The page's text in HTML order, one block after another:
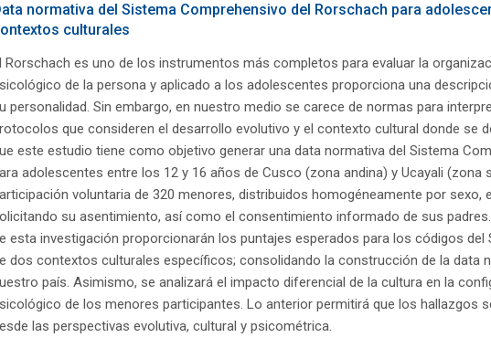
normativa del Sistema Comprehensivo del Rorschach para
culturales
Rorschach es uno de los instrumentos más completos para evaluar la
de la persona y aplicado a los adolescentes proporciona una
personalidad. Sin embargo, en nuestro medio se carece de normas para
que consideren el desarrollo evolutivo y el contexto cultural donde se
este estudio tiene como objetivo generar una data normativa del Sistema
adolescentes entre los 12 y 16 años de Cusco (zona andina) y Ucayali (zona
voluntaria de 320 menores, distribuidos homogéneamente por sexo,
su asentimiento, así como el consentimiento informado de sus
esta investigación proporcionarán los puntajes esperados para los códigos del
dos contextos culturales específicos; consolidando la construcción de la data
país. Asimismo, se analizará el impacto diferencial de la cultura en la
de los menores participantes. Lo anterior permitirá que los hallazgos
las perspectivas evolutiva, cultural y psicométrica.